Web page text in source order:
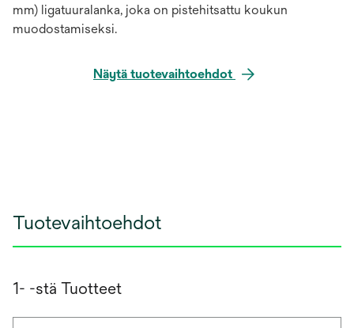
mm) ligatuuralanka, joka on pistehitsattu koukun
muodostamiseksi.
Näytä tuotevaihtoehdot
Tuotevaihtoehdot
1- -stä Tuotteet